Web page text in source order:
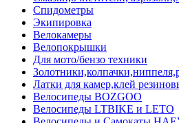
Спидометры
Экипировка
Велокамеры
Велопокрышки
Для мото/бензо техники
Латки для камер,клей
Велосипеды BOZGOO
Велосипеды LTBIKE и LETO